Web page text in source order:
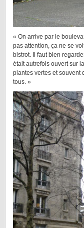
« On arrive par le
pas attention, ça ne se
bistrot. Il faut bien
était autrefois ouvert sur
plantes vertes et souvent
tous. »